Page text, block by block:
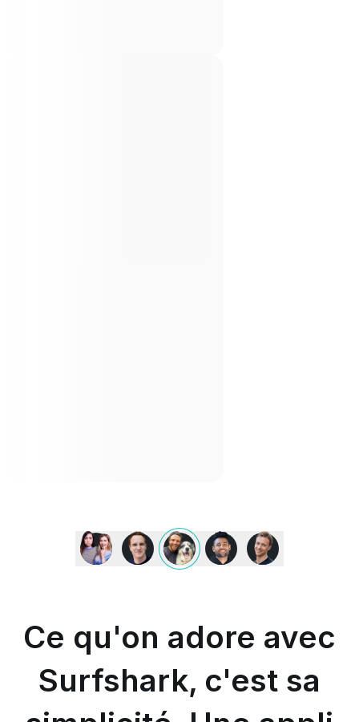
Ce
qu'on
adore
sa
simplicité.
appli
ultra
conviviale
Ce qu'on adore avec
Surfshark, c'est sa